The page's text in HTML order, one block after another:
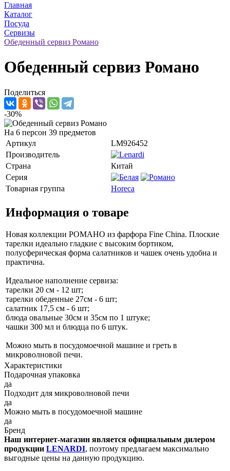
Главная
Каталог
Посуда
Сервизы
Обеденный сервиз Романо
Обеденный сервиз Романо
Поделиться
-30%
На 6 персон 39 предметов
Артикул
LM926452
Производитель
Страна
Китай
Серия
Товарная группа
Horeca
Информация о товаре
Новая коллекции РОМАНО из фарфора Fine China. Плоские
тарелки идеально гладкие с высоким бортиком,
полусферическая форма салатников и чашек очень удобна и
практична.
Идеальное наполнение сервиза:
тарелки 20 см - 12 шт;
тарелки обеденные 27см - 6 шт;
салатник 17,5 см - 6 шт;
блюда овальные 30см и 35см по 1 штуке;
чашки 300 мл и блюдца по 6 штук.
Можно мыть в посудомоечной машине и греть в
микроволновой печи.
Характеристики
Подарочная упаковка
да
Подходит для микроволновой печи
да
Можно мыть в посудомоечной машине
да
Бренд
Наш интернет-магазин является официальным дилером
продукции LENARDI, поэтому предлагаем максимально
выгодные цены на данную продукцию.